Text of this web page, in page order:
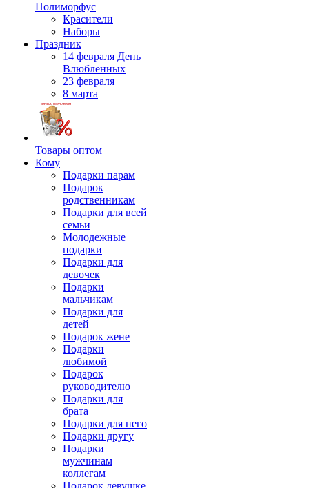
Полиморфус
Красители
Наборы
Праздник
14 февраля День
Влюбленных
23 февраля
8 марта
Товары оптом
Кому
Подарки парам
Подарок
родственникам
Подарки для всей
семьи
Молодежные
подарки
Подарки для
девочек
Подарки
мальчикам
Подарки для
детей
Подарок жене
Подарки
любимой
Подарок
руководителю
Подарки для
брата
Подарки для него
Подарки другу
Подарки
мужчинам
коллегам
Подарок девушке